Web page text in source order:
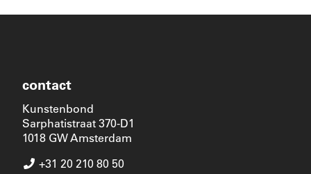
contact
Kunstenbond
Sarphatistraat 370-D1
1018 GW Amsterdam
+31 20 210 80 50